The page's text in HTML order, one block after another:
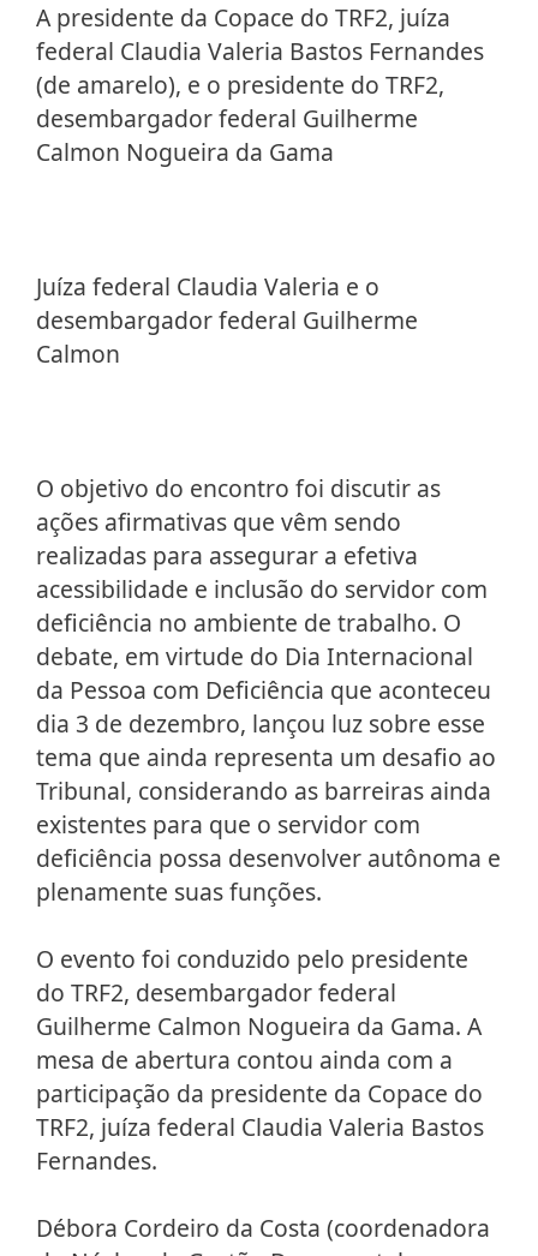
A presidente da Copace do TRF2, juíza
federal Claudia Valeria Bastos Fernandes
(de amarelo), e o presidente do TRF2,
desembargador federal Guilherme
Calmon Nogueira da Gama
Juíza federal Claudia Valeria e o
desembargador federal Guilherme
Calmon
O objetivo do encontro foi discutir as
ações afirmativas que vêm sendo
realizadas para assegurar a efetiva
acessibilidade e inclusão do servidor com
deficiência no ambiente de trabalho. O
debate, em virtude do Dia Internacional
da Pessoa com Deficiência que aconteceu
dia 3 de dezembro, lançou luz sobre esse
tema que ainda representa um desafio ao
Tribunal, considerando as barreiras ainda
existentes para que o servidor com
deficiência possa desenvolver autônoma e
plenamente suas funções.
O evento foi conduzido pelo presidente
do TRF2, desembargador federal
Guilherme Calmon Nogueira da Gama. A
mesa de abertura contou ainda com a
participação da presidente da Copace do
TRF2, juíza federal Claudia Valeria Bastos
Fernandes.
Débora Cordeiro da Costa (coordenadora